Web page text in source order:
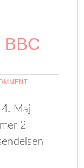
BBC
Maj
2